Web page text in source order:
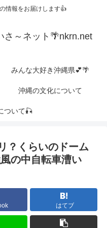
情報をお届けします👍
さ～ネット🌴nkrn.net
みんな大好き沖縄県💕🌴
沖縄の文化について
ついて🎣
？くらいのドーム
の中自転車漕い
はてブ